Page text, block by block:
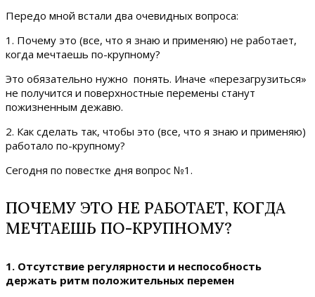
Передо мной встали два очевидных вопроса:
1. Почему это (все, что я знаю и применяю) не работает,
когда мечтаешь по-крупному?
Это обязательно нужно понять. Иначе «перезагрузиться»
не получится и поверхностные перемены станут
пожизненным дежавю.
2. Как сделать так, чтобы это (все, что я знаю и применяю)
работало по-крупному?
Сегодня по повестке дня вопрос №1.
ПОЧЕМУ ЭТО НЕ РАБОТАЕТ, КОГДА
МЕЧТАЕШЬ ПО-КРУПНОМУ?
1. Отсутствие регулярности и неспособность
держать ритм положительных перемен